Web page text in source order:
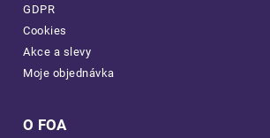
GDPR
Cookies
Akce a slevy
Moje objednávka
O FOA